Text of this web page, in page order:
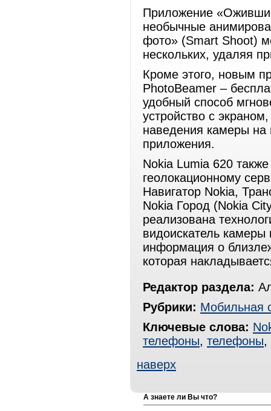
Приложение
необычные
фото» (Smart Shoot)
нескольких, удаляя
Кроме этого, новым
PhotoBeamer –
удобный способ
устройство с
наведения камеры на
приложения.
Nokia Lumia 620
геолокационному
Навигатор Nokia,
Nokia Город (Nokia
реализована
видоискатель камеры
информация о
которая
Редактор раздела:
Рубрики: Мобильная
Ключевые слова:
телефоны, телефоны,
наверх
А знаете ли Вы что?